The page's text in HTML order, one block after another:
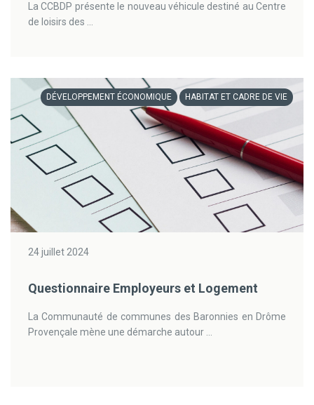
La CCBDP présente le nouveau véhicule destiné au Centre
de loisirs des ...
DÉVELOPPEMENT ÉCONOMIQUE HABITAT ET CADRE DE VIE
24 juillet 2024
Questionnaire Employeurs et Logement
La Communauté de communes des Baronnies en Drôme
Provençale mène une démarche autour ...